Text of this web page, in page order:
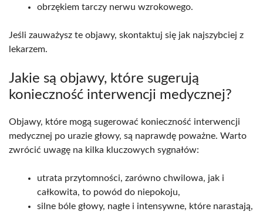
obrzękiem tarczy nerwu wzrokowego.
Jeśli zauważysz te objawy, skontaktuj się jak najszybciej z
lekarzem.
Jakie są objawy, które sugerują
konieczność interwencji medycznej?
Objawy, które mogą sugerować konieczność interwencji
medycznej po urazie głowy, są naprawdę poważne. Warto
zwrócić uwagę na kilka kluczowych sygnałów:
utrata przytomności, zarówno chwilowa, jak i
całkowita, to powód do niepokoju,
silne bóle głowy, nagłe i intensywne, które narastają,